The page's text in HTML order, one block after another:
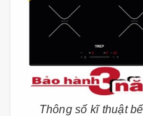
Thông số kĩ thuật